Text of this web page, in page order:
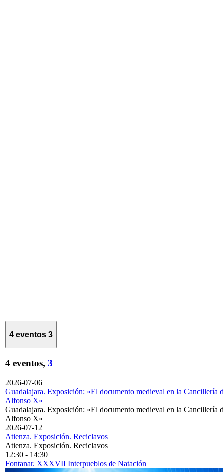
4 eventos 3
4 eventos, 3
2026-07-06
Guadalajara. Exposición: «El documento medieval en la Cancillería
Alfonso X»
Guadalajara. Exposición: «El documento medieval en la Cancillería
Alfonso X»
2026-07-12
Atienza. Exposición. Reciclavos
Atienza. Exposición. Reciclavos
12:30 - 14:30
Fontanar. XXXVII Interpueblos de Natación